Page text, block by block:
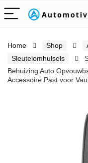
Home Shop
Sleutelomhulsels
Behuizing Auto
Accessoire Past voor